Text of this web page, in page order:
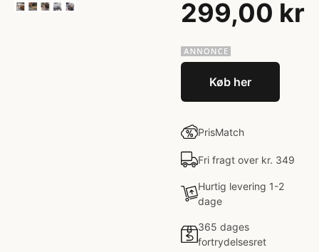
299,00 kr
Køb her
PrisMatch
Fri fragt over kr. 349
Hurtig levering 1-2
dage
365 dages
fortrydelsesret